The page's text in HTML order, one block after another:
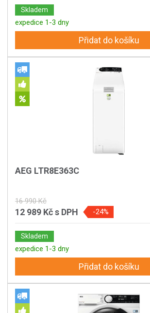
Skladem
expedice 1-3 dny
Přidat do košíku
AEG LTR8E363C
16 990 Kč
12 989 Kčs DPH -24%
Skladem
expedice 1-3 dny
Přidat do košíku